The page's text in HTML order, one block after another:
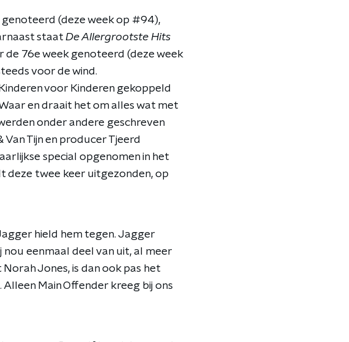
genoteerd (deze week op #94),
staat De Allergrootste Hits
de 76e week genoteerd (deze week
voor de wind.
voor Kinderen gekoppeld
en draait het om alles wat met
onder andere geschreven
Tijn en producer Tjeerd
special opgenomen in het
deze twee keer uitgezonden, op
hield hem tegen. Jagger
eenmaal deel van uit, al meer
Jones, is dan ook pas het
Main Offender kreeg bij ons